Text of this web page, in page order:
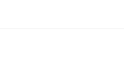
들이여, 슬픔을 거두자 216 • 내 자신
의 죽음에 295 • 예술의 이중성과